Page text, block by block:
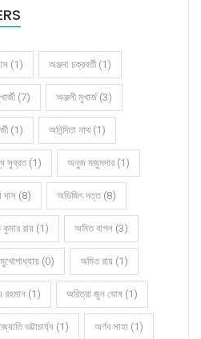
(1) অঞ্জনা চক্রবর্তী (1)
(7) অঞ্জলী মুখার্জ (3)
(1) অনিন্দিতা নাথ (1)
সুব্রত (1) অনুজ মজুমদার (1)
দাস (8) অভিজিৎ দত্ত (8)
রায় (1) অমিত বাগল (3)
(0) অমিত রায় (1)
রহমান (1) অরিত্রা জুন ঘোষ (1)
ভট্টাচার্য্য (1) অর্ণব সাহা (1)